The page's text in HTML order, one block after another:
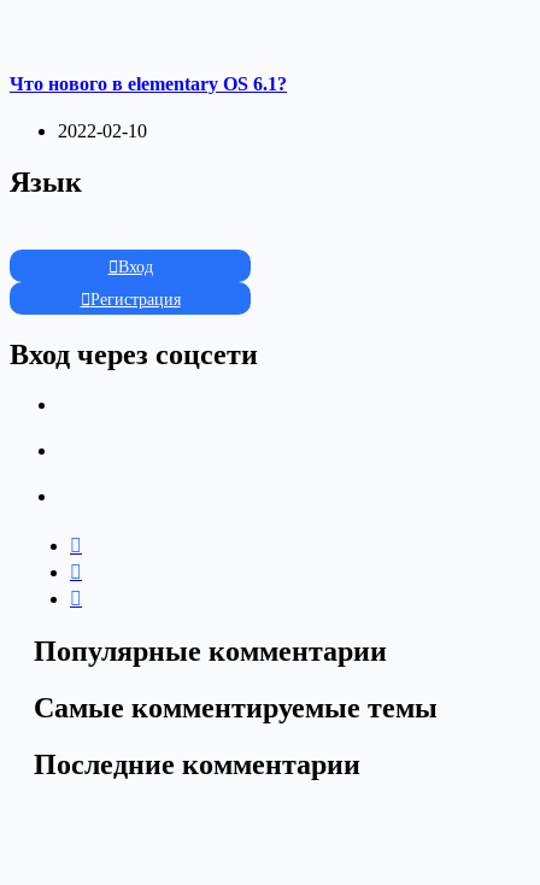
Что нового в elementary OS 6.1?
2022-02-10
Язык
Вход
Регистрация
Вход через соцсети
Популярные комментарии
Самые комментируемые темы
Последние комментарии